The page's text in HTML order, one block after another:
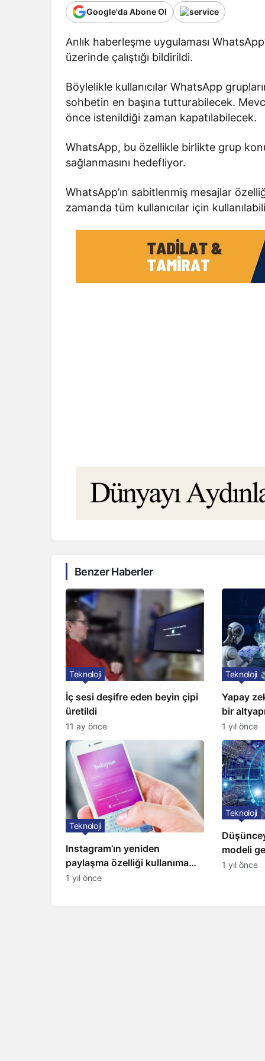
Google'da Abone Ol
Anlık haberleşme uygulaması
üzerinde çalıştığı bildirildi.
Böylelikle kullanıcılar WhatsApp
sohbetin en başına tutturabilecek.
önce istenildiği zaman kapatılabilecek.
WhatsApp, bu özellikle birlikte grup
sağlanmasını hedefliyor.
WhatsApp’ın sabitlenmiş mesajlar
zamanda tüm kullanıcılar için
Benzer Haberler
İç sesi deşifre eden beyin çipi
üretildi
Teknoloji
11 ay önce
Yapay
bir
Teknoloji
1 yıl önce
Instagram’ın yeniden
paylaşma özelliği kullanıma
açıldı
Teknoloji
1 yıl önce
modeli
Teknoloji
1 yıl önce